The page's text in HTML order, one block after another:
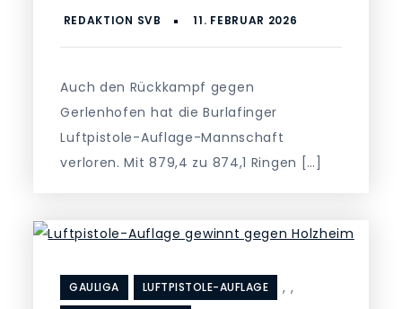
Auch den Rückkampf gegen
Gerlenhofen hat die Burlafinger
Luftpistole-Auflage-Mannschaft
verloren. Mit 879,4 zu 874,1 Ringen […]
GAULIGA ,
LUFTPISTOLE-AUFLAGE ,